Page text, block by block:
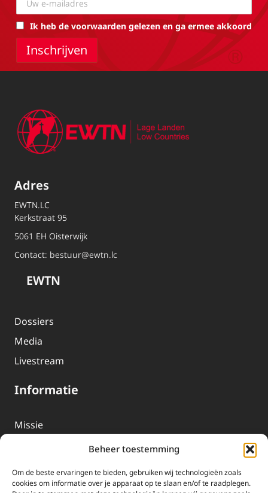
Beheer toestemming
Om de beste ervaringen te bieden, gebruiken wij technologieën zoals
cookies om informatie over je apparaat op te slaan en/of te raadplegen.
Ik heb de voorwaarden gelezen en ga ermee akkoord
Adres
EWTN.LC
Kerkstraat 95
5061 EH Oisterwijk
Contact: bestuur@ewtn.lc
EWTN
Dossiers
Media
Livestream
Informatie
Missie
EWTN-Team